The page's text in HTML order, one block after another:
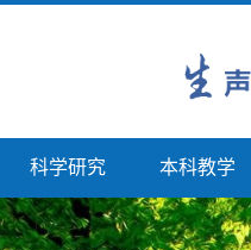
科学研究 本科教学